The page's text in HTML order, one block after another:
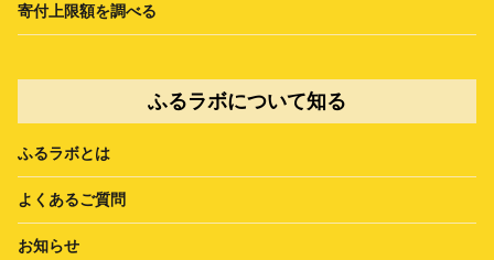
寄付上限額を調べる
ふるラボについて知る
ふるラボとは
よくあるご質問
お知らせ